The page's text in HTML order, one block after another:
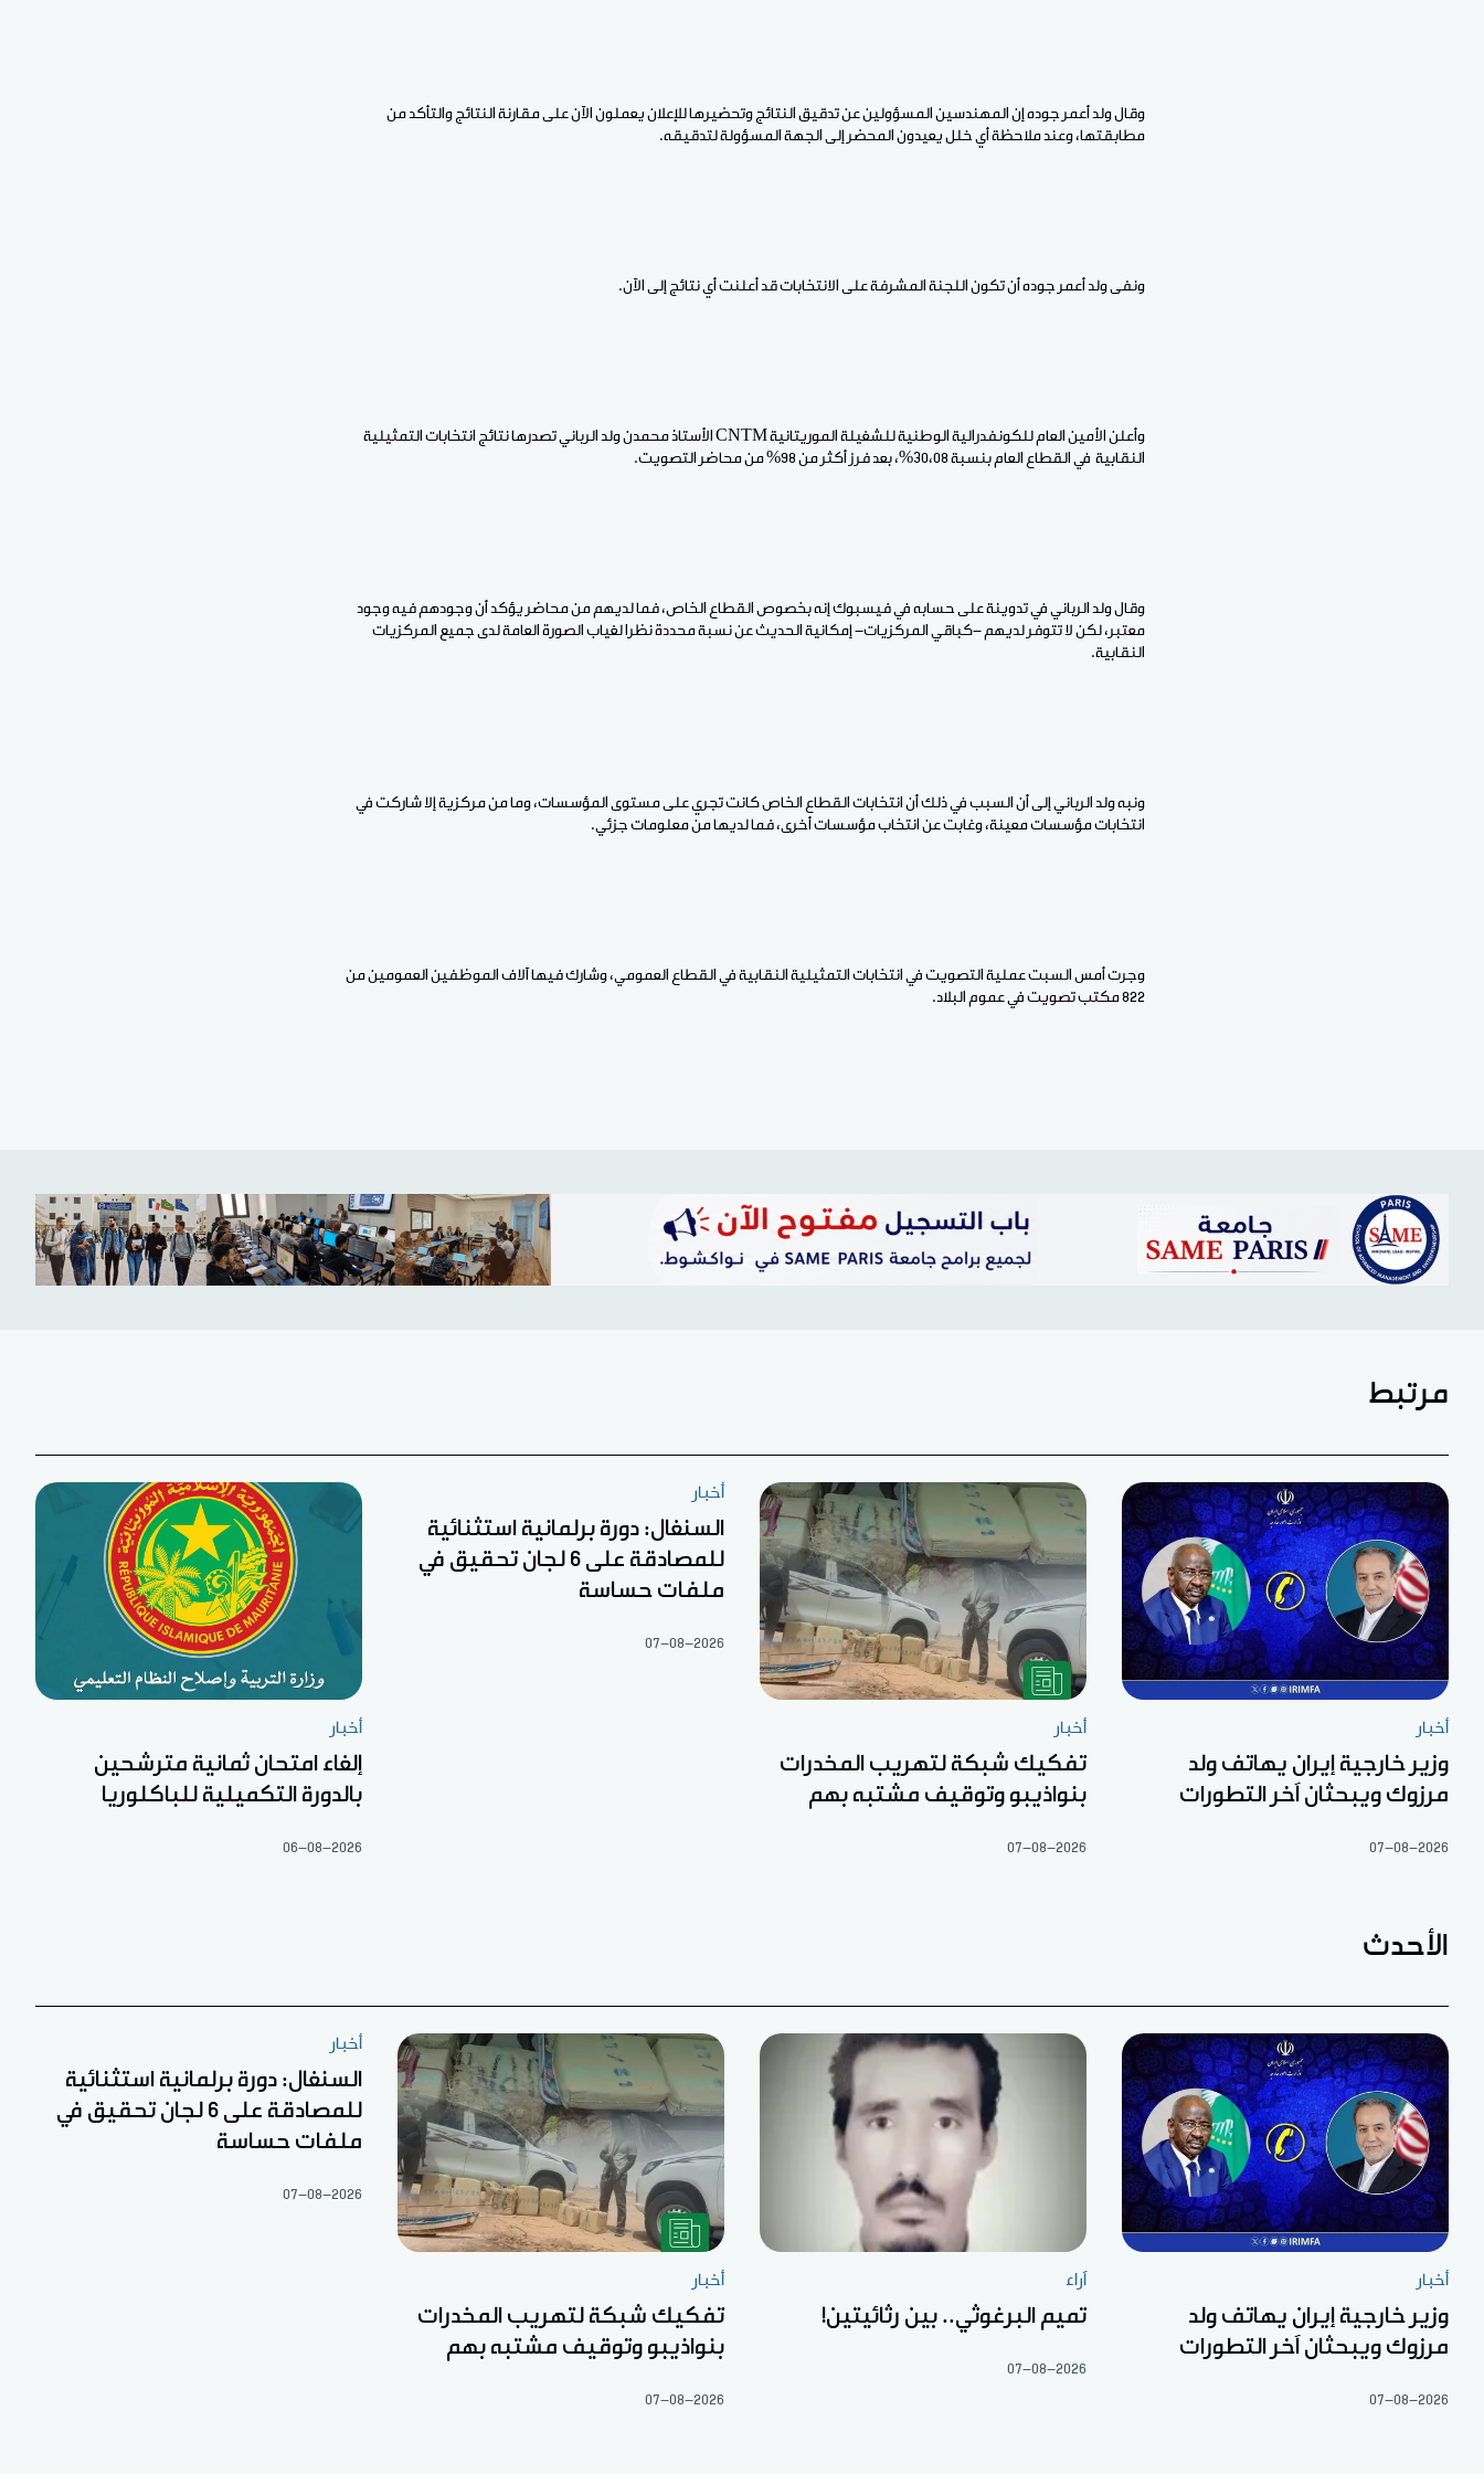
وقال ولد أعمر جوده إن المهندسين المسؤولين عن تدقيق النتائج وتحضيرها للإعلان يعملون الآن على مقارنة النتائج والتأكد من
مطابقتها، وعند ملاحظة أي خلل يعيدون المحضر إلى الجهة المسؤولة لتدقيقه.
ونفى ولد أعمر جوده أن تكون اللجنة المشرفة على الانتخابات قد أعلنت أي نتائج إلى الآن.
وأعلن الأمين العام للكونفدرالية الوطنية للشغيلة الموريتانية CNTM الأستاذ محمدن ولد الرباني تصدرها نتائج انتخابات التمثيلية
النقابية في القطاع العام بنسبة 30،08%، بعد فرز أكثر من 98% من محاضر التصويت.
وقال ولد الرباني في تدوينة على حسابه في فيسبوك إنه بخصوص القطاع الخاص، فما لديهم من محاضر يؤكد أن وجودهم فيه وجود
معتبر، لكن لا تتوفر لديهم -كباقي المركزيات- إمكانية الحديث عن نسبة محددة نظرا لغياب الصورة العامة لدى جميع المركزيات
النقابية.
ونبه ولد الرباني إلى أن السبب في ذلك أن انتخابات القطاع الخاص كانت تجري على مستوى المؤسسات، وما من مركزية إلا شاركت في
انتخابات مؤسسات معينة، وغابت عن انتخاب مؤسسات أخرى، فما لديها من معلومات جزئي.
وجرت أمس السبت عملية التصويت في انتخابات التمثيلية النقابية في القطاع العمومي، وشارك فيها آلاف الموظفين العمومين من
822 مكتب تصويت في عموم البلاد.
مرتبط
أخبار
وزير خارجية إيران يهاتف ولد
مرزوك ويبحثان آخر التطورات
07-08-2026
أخبار
تفكيك شبكة لتهريب المخدرات
بنواذيبو وتوقيف مشتبه بهم
07-08-2026
أخبار
السنغال: دورة برلمانية استثنائية
للمصادقة على 6 لجان تحقيق في
ملفات حساسة
07-08-2026
أخبار
إلغاء امتحان ثمانية مترشحين
بالدورة التكميلية للباكلوريا
06-08-2026
الأحدث
أخبار
وزير خارجية إيران يهاتف ولد
مرزوك ويبحثان آخر التطورات
07-08-2026
آراء
تميم البرغوثي.. بين رثائيتين!
07-08-2026
أخبار
تفكيك شبكة لتهريب المخدرات
بنواذيبو وتوقيف مشتبه بهم
07-08-2026
أخبار
السنغال: دورة برلمانية استثنائية
للمصادقة على 6 لجان تحقيق في
ملفات حساسة
07-08-2026